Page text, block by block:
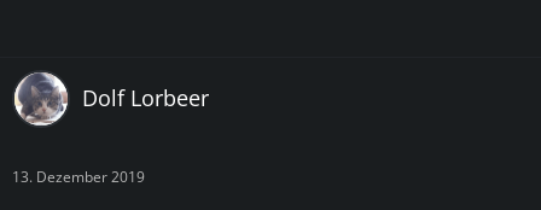
Dolf Lorbeer
13. Dezember 2019